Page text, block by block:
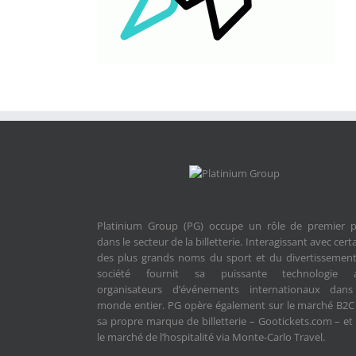
Platinium Group (PG) occupe un rôle de premier
dans le secteur de la billetterie. Interagissant avec
des plus grands noms du sport et du
société fournit sa puissante technologie
organisateurs d’événements internationaux
monde entier. PG opère également sur le marché
sa propre marque de billetterie – Gootickets.com – et
le marché de l’hospitalité via Monte-Carlo Travel.